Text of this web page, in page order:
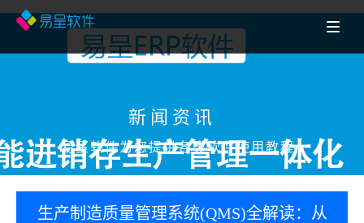
新闻资讯
易呈软件为您提供各类软件使用教程
生产制造质量管理系统(QMS)全解读：从